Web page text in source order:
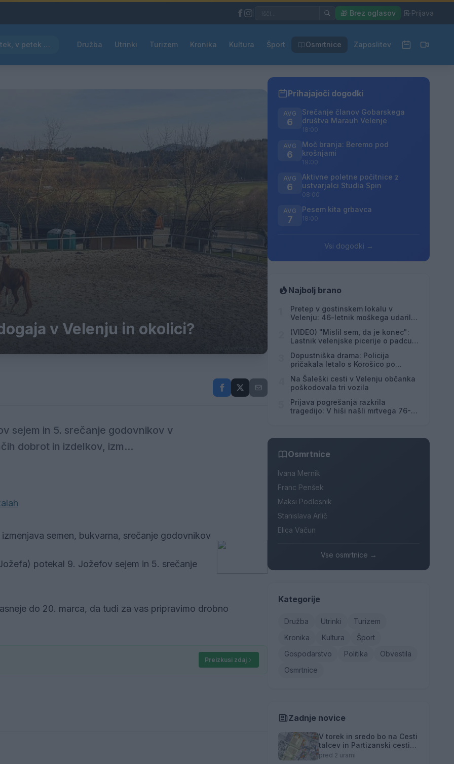
🎁 Brez oglasov Prijava
Pred nami vroč četrtek, v petek osvežitev Družba Utrinki Turizem Kronika Kultura Šport Osmrtnice Zaposlitev
v Velenju in okolici?
sejem in 5. srečanje godovnikov v
dobrot in izdelkov, izm...
semen, bukvarna, srečanje godovnikov
potekal 9. Jožefov sejem in 5. srečanje
do 20. marca, da tudi za vas pripravimo drobno
Preizkusi zdaj
Prihajajoči dogodki
AVG
6
Srečanje članov Gobarskega
društva Marauh Velenje
18:00
AVG
6
Moč branja: Beremo pod
krošnjami
19:00
AVG
6
Aktivne poletne počitnice z
ustvarjalci Studia Spin
08:00
AVG
7
Pesem kita grbavca
18:00
Vsi dogodki →
Najbolj brano
Pretep v gostinskem lokalu v
Velenju: 46-letnik moškega udaril s
(VIDEO) "Mislil sem, da je konec":
Lastnik velenjske picerije o padcu s
Dopustniška drama: Policija
pričakala letalo s Korošico po
Na Šaleški cesti v Velenju občanka
poškodovala tri vozila
Prijava pogrešanja razkrila
tragedijo: V hiši našli mrtvega 76-
Osmrtnice
Ivana Mernik
Franc Penšek
Maksi Podlesnik
Stanislava Arlič
Elica Vačun
Vse osmrtnice →
Kategorije
Družba Utrinki
Turizem
Kronika
Kultura
Šport
Gospodarstvo
Politika
Obvestila
Osmrtnice
Zadnje novice
V torek in sredo bo na Cesti
talcev in Partizanski cesti
12a prekinjena dobava
pred 2 urami